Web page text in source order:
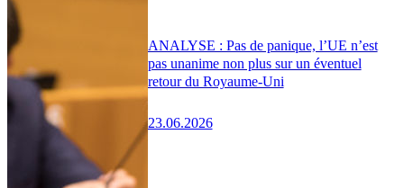
ANALYSE : Pas de panique, l’UE n’est
pas unanime non plus sur un éventuel
retour du Royaume-Uni
23.06.2026